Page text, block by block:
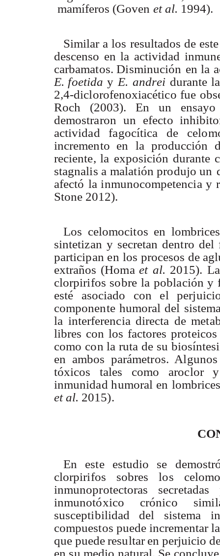
mamíferos (Goven etal. 1994).
Similar a los resultados de este
descenso en la actividad inmun
carbamatos. Disminución en la
E. foetiday E. andrei durantela
2,4-diclorofenoxiacético fue
Roch (2003). En un ensay
demostraron un
efecto
actividad fagocítica de
incremento en la producción
reciente, la exposición durante
stagnalis a malatión produjo un
afectó la inmunocompetencia y
Stone 2012).
Los celomocitos en lombrices
sintetizan y secretan dentro del
participan en los procesos de
extraños (Homa et al. 2015). La
clorpirifos sobre la población y
esté asociado con el perjuici
componente humoral del sistem
la interferencia directa de
libres conlos factores proteicos
como con la ruta de su biosíntesi
en ambos parámetros. Algunos
tóxicos tales como aroclor
inmunidad humoral en lombrice
etal. 2015).
En este estudio se demostr
clorpirifos sobres los
inmunoprotectoras secretadas
inmunotóxico crónico
susceptibilidad del sistema
compuestos puede incrementar la
que puederesultar en perjuicio d
en su medio natural. Se concluye